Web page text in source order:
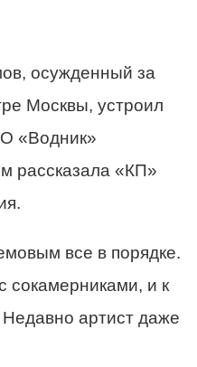
осужденный за
Москвы, устроил
«Водник»
рассказала «КП»
все в порядке.
сокамерниками, и к
артист даже